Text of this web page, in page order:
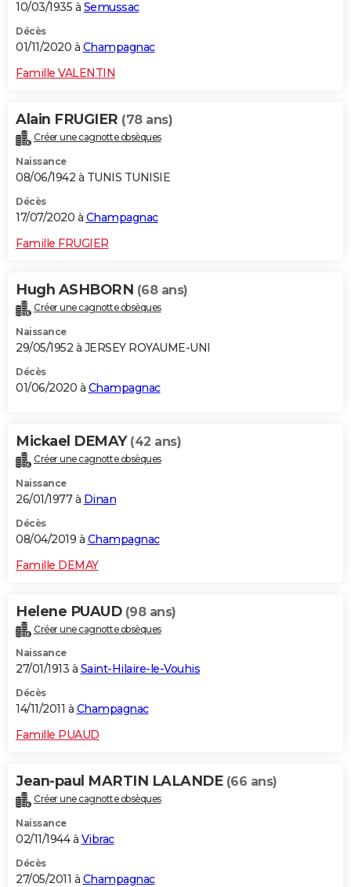
10/03/1935 à Semussac
Décès
01/11/2020 à Champagnac
Famille VALENTIN
Alain FRUGIER (78 ans)
Créer une cagnotte obsèques
Naissance
08/06/1942 à TUNIS TUNISIE
Décès
17/07/2020 à Champagnac
Famille FRUGIER
Hugh ASHBORN (68 ans)
Créer une cagnotte obsèques
Naissance
29/05/1952 à JERSEY ROYAUME-UNI
Décès
01/06/2020 à Champagnac
Mickael DEMAY (42 ans)
Créer une cagnotte obsèques
Naissance
26/01/1977 à Dinan
Décès
08/04/2019 à Champagnac
Famille DEMAY
Helene PUAUD (98 ans)
Créer une cagnotte obsèques
Naissance
27/01/1913 à Saint-Hilaire-le-Vouhis
Décès
14/11/2011 à Champagnac
Famille PUAUD
Jean-paul MARTIN LALANDE (66 ans)
Créer une cagnotte obsèques
Naissance
02/11/1944 à Vibrac
Décès
27/05/2011 à Champagnac